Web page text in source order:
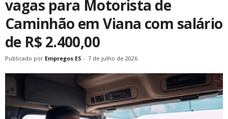
vagas para Motorista de
Caminhão em Viana com salário
de R$ 2.400,00
Publicado por Empregos ES - 7 de julho de 2026